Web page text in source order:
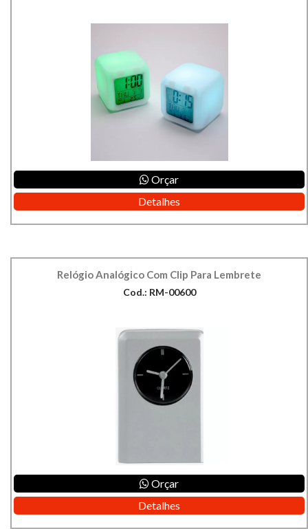
Orçar
Detalhes
Relógio Analógico Com Clip Para Lembrete
Cod.: RM-00600
Orçar
Detalhes